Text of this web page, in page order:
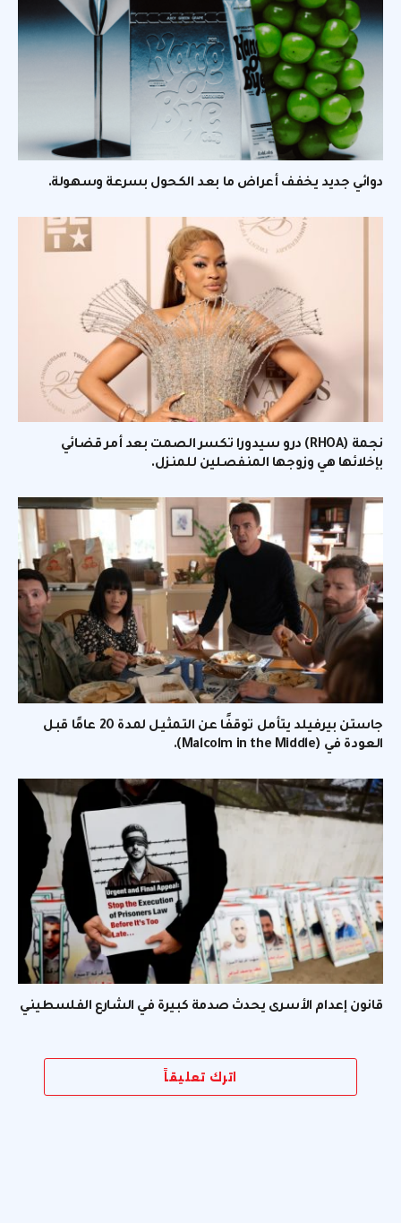
دوائي جديد يخفف أعراض ما بعد الكحول بسرعة وسهولة.
نجمة (RHOA) درو سيدورا تكسر الصمت بعد أمر قضائي
بإخلائها هي وزوجها المنفصلين للمنزل.
جاستن بيرفيلد يتأمل توقفًا عن التمثيل لمدة 20 عامًا قبل
العودة في (Malcolm in the Middle).
قانون إعدام الأسرى يحدث صدمة كبيرة في الشارع الفلسطيني
اترك تعليقاً